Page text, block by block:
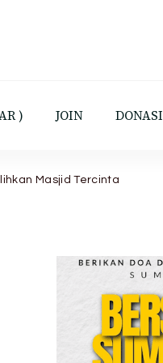
) JOIN DONASI
Masjid Tercinta